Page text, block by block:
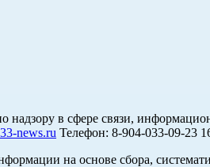
в сфере связи,
news.ru Телефон: 8-904-033-09-23
на основе сбора,